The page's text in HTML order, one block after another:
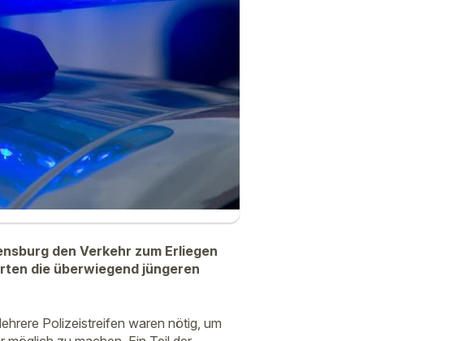
den Verkehr zum Erliegen
die überwiegend jüngeren
Polizeistreifen waren nötig, um